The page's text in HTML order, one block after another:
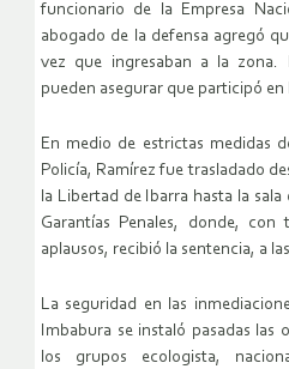
funcionario de la Empresa
abogado de la defensa agregó
vez que ingresaban a la zona.
pueden asegurar que participó en
En medio de estrictas medidas
Policía, Ramírez fue trasladado
la Libertad de Ibarra hasta la
Garantías Penales, donde,
aplausos, recibió la sentencia, a
La seguridad en las
Imbabura se instaló pasadas las
los grupos ecologista,